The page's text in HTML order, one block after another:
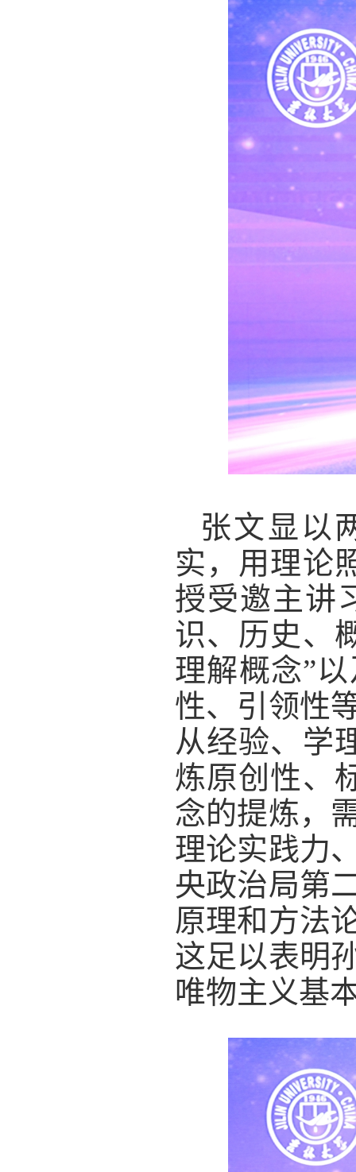
张文显以
实，用理论
授受邀主讲
识、历史、
理解概念”
性、引领性
从经验、学
炼原创性、
念的提炼，
理论实践力
央政治局第
原理和方法
这足以表明
唯物主义基